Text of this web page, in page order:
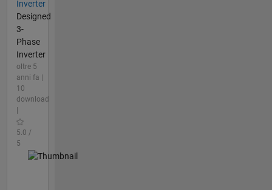
Inverter
Designed
3-
Phase
Inverter
oltre 5
anni fa |
10
download
5.0 /
5